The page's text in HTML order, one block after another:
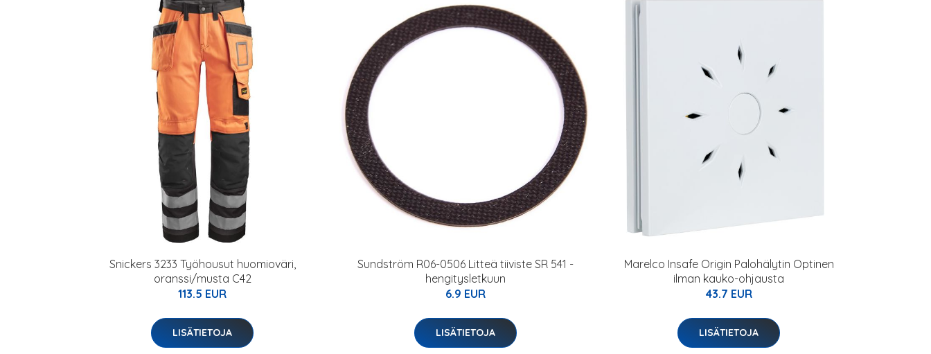
Snickers 3233 Työhousut huomioväri,
oranssi/musta C42
113.5 EUR
LISÄTIETOJA
Sundström R06-0506 Litteä tiiviste SR 541 -
hengitysletkuun
6.9 EUR
LISÄTIETOJA
Marelco Insafe Origin Palohälytin Optinen
ilman kauko-ohjausta
43.7 EUR
LISÄTIETOJA